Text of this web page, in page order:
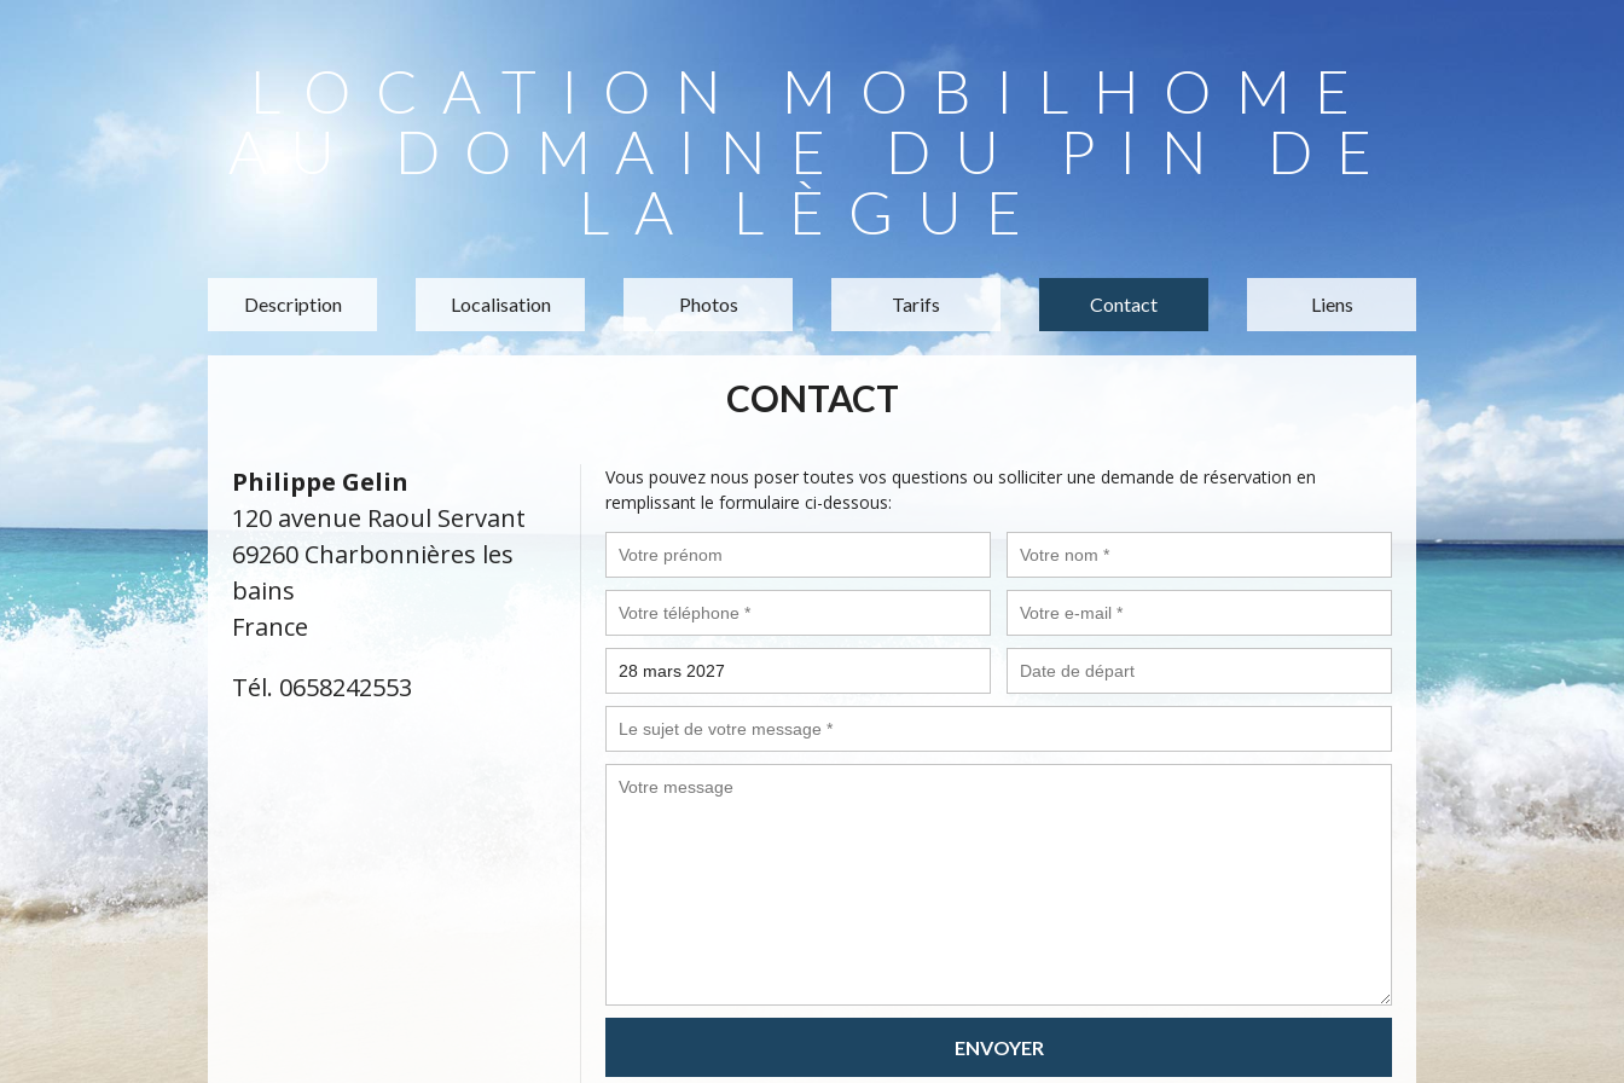
LOCATION MOBILHOME
AU DOMAINE DU PIN DE
LA LÈGUE
Description Localisation Photos Tarifs Contact Liens
CONTACT
Philippe Gelin
120 avenue Raoul Servant
69260 Charbonnières les
bains
France
Tél. 0658242553
Vous pouvez nous poser toutes vos questions ou solliciter une demande de réservation en
remplissant le formulaire ci-dessous:
ENVOYER